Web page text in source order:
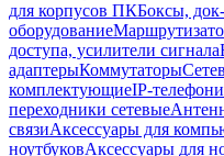
для корпусов ПКБоксы,
оборудование
доступа, усилители сигнала
адаптерыКоммутаторы
комплектующиеIP-
переходники сетевые
связиАксессуары для
ноутбуковАксессуары для